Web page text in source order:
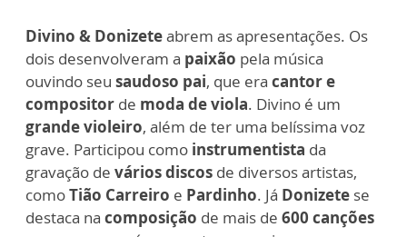
Divino & Donizeteabrem as apresentações. Os
dois desenvolveram a paixão pela música
ouvindo seu saudoso pai, que era cantor e
compositor de moda de viola. Divino é um
grande violeiro, além de ter uma belíssima voz
grave. Participou como instrumentista da
gravação de vários discos de diversos artistas,
comoTião Carreiro e Pardinho. Já Donizete se
destaca na composição de mais de 600 canções